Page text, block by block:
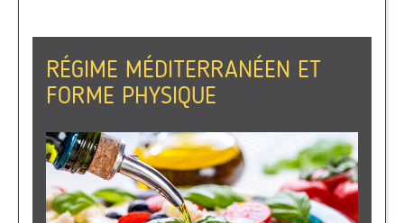
RÉGIME MÉDITERRANÉEN ET
FORME PHYSIQUE